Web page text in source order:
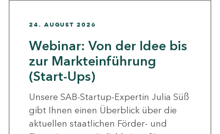
24. AUGUST 2026
Webinar: Von der Idee bis
zur Markteinführung
(Start-Ups)
Unsere SAB-Startup-Expertin Julia Süß
gibt Ihnen einen Überblick über die
aktuellen staatlichen Förder- und